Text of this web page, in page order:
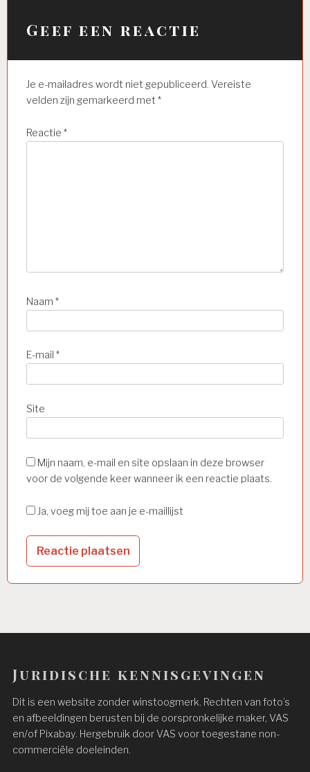
Geef een reactie
Je e-mailadres wordt niet gepubliceerd. Vereiste
velden zijn gemarkeerd met *
Reactie *
Naam *
E-mail *
Site
Mijn naam, e-mail en site opslaan in deze browser
voor de volgende keer wanneer ik een reactie plaats.
Ja, voeg mij toe aan je e-maillijst
Juridische kennisgevingen
Dit is een website zonder winstoogmerk. Rechten van foto’s
en afbeeldingen berusten bij de oorspronkelijke maker, VAS
en/of Pixabay. Hergebruik door VAS voor toegestane non-
commerciële doeleinden.